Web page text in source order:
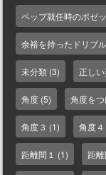
ペップ就任時のポゼ
余裕を持ったドリブ
未分類 (3) 正し
角度 (5) 角度を
角度３ (1) 角度４
距離間１ (1) 距離